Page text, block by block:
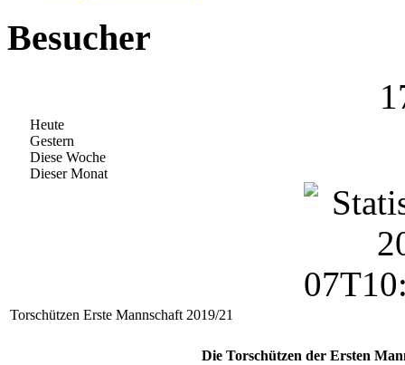
Besucher
Heute
Gestern
Diese Woche
Dieser Monat
Torschützen Erste Mannschaft 2019/21
Die Torschützen der Ersten